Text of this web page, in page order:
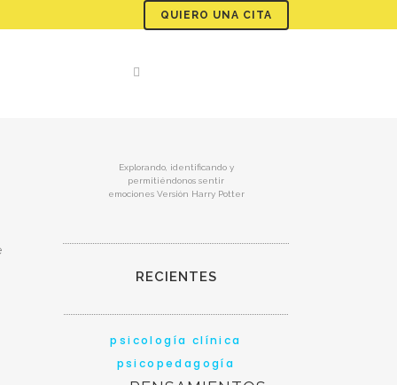
QUIERO UNA CITA
Explorando, identificando y
permitiéndonos sentir
emociones Versión Harry Potter
RECIENTES
psicología clínica
psicopedagogía